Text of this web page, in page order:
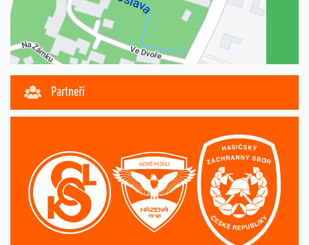
Partneři